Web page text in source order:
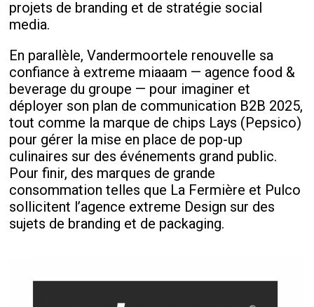
projets de branding et de stratégie social
media.
En parallèle, Vandermoortele renouvelle sa
confiance à extreme miaaam — agence food &
beverage du groupe — pour imaginer et
déployer son plan de communication B2B 2025,
tout comme la marque de chips Lays (Pepsico)
pour gérer la mise en place de pop-up
culinaires sur des événements grand public.
Pour finir, des marques de grande
consommation telles que La Fermière et Pulco
sollicitent l’agence extreme Design sur des
sujets de branding et de packaging.